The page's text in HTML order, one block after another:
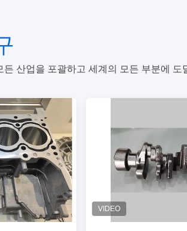
든 산업을 포괄하고 세계의 모든 부분에